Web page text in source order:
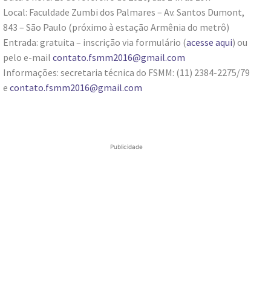
Local: Faculdade Zumbi dos Palmares – Av. Santos Dumont,
843 – São Paulo (próximo à estação Armênia do metrô)
Entrada: gratuita – inscrição via formulário (acesse aqui) ou
pelo e-mail contato.fsmm2016@gmail.com
Informações: secretaria técnica do FSMM: (11) 2384-2275/79
e contato.fsmm2016@gmail.com
Publicidade